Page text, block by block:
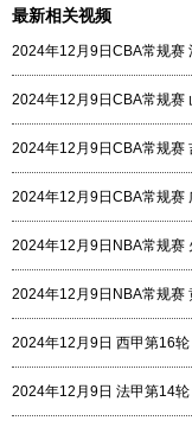
最新相关视频
2024年12月9日CBA常规赛
2024年12月9日CBA常规赛
2024年12月9日CBA常规赛
2024年12月9日CBA常规赛
2024年12月9日NBA常规赛
2024年12月9日NBA常规赛
2024年12月9日 西甲第16
2024年12月9日 法甲第14